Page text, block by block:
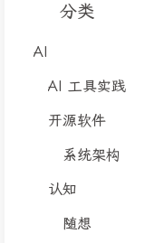
分类
AI
AI 工具实践
开源软件
系统架构
认知
随想